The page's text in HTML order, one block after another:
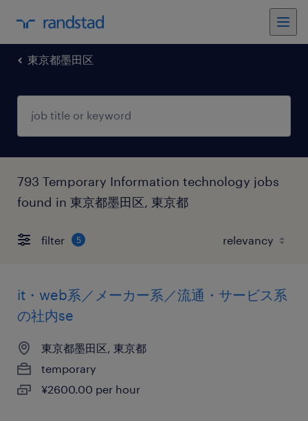
東京都墨田区
793 Temporary Information technology jobs
found in 東京都墨田区, 東京都
filter 5
it・web系／メーカー系／流通・サービス系
の社内se
東京都墨田区, 東京都
temporary
¥2600.00 per hour